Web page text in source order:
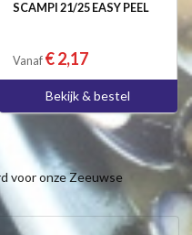
SCAMPI 21/25 EASY PEEL
Vanaf € 2,17
Bekijk & bestel
voor onze Zeeuwse